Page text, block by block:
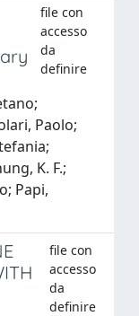
file con
accesso
da
definire
Paolo;
K. F.;
Papi,
file con
accesso
da
definire